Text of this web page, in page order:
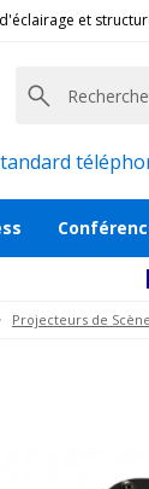
et
Projecteurs de